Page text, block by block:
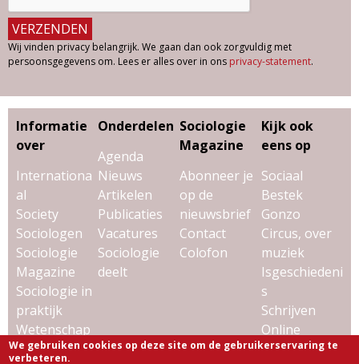
Wij vinden privacy belangrijk. We gaan dan ook zorgvuldig met
persoonsgegevens om. Lees er alles over in ons privacy-statement.
Informatie
over
Internationa
al
Society
Sociologen
Sociologie
Magazine
Sociologie in
praktijk
Wetenschap
& sociologie
Onderdelen
Agenda
Nieuws
Artikelen
Publicaties
Vacatures
Sociologie
deelt
Sociologie
Magazine
Abonneer je
op de
nieuwsbrief
Contact
Colofon
Kijk ook
eens op
Sociaal
Bestek
Gonzo
Circus, over
muziek
Isgeschiedeni
s
Schrijven
Online
Uitgeverij
We gebruiken cookies op deze site om de gebruikerservaring te
verbeteren.